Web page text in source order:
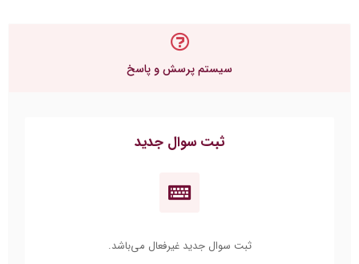
سیستم پرسش و پاسخ
ثبت سوال جدید
ثبت سوال جدید غیرفعال می‌باشد.